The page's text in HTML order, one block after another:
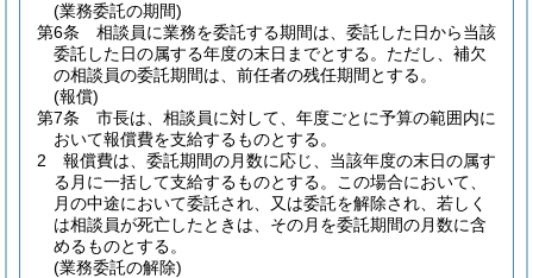
(業務委託の期間)
第6条
相談員に業務を委託する期間は、委託した日から当該
委託した日の属する年度の末日までとする。 ただし、補欠
の相談員の委託期間は、前任者の残任期間とする。
(報償)
第7条
市長は、相談員に対して、年度ごとに予算の範囲内に
おいて報償費を支給するものとする。
2
報償費は、委託期間の月数に応じ、当該年度の末日の属す
る月に一括して支給するものとする。
この場合において、
月の中途において委託され、又は委託を解除され、若しく
は相談員が死亡したときは、その月を委託期間の月数に含
めるものとする。
(業務委託の解除)